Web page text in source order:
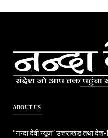
ABOUT US
“नन्दा देवी न्यूज़” उत्तराखंड तथा